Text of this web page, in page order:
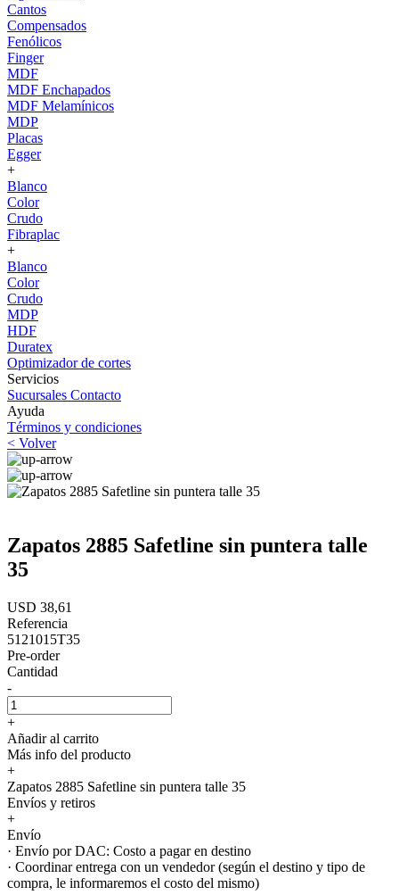
Cantos
Compensados
Fenólicos
Finger
MDF
MDF Enchapados
MDF Melamínicos
MDP
Placas
Egger
+
Blanco
Color
Crudo
Fibraplac
+
Blanco
Color
Crudo
MDP
HDF
Duratex
Optimizador de cortes
Servicios
Sucursales Contacto
Ayuda
Términos y condiciones
< Volver
Zapatos 2885 Safetline sin puntera talle
35
USD 38,61
Referencia
5121015T35
Pre-order
Cantidad
-
+
Añadir al carrito
Más info del producto
+
Zapatos 2885 Safetline sin puntera talle 35
Envíos y retiros
+
Envío
· Envío por DAC: Costo a pagar en destino
· Coordinar entrega con un vendedor (según el destino y tipo de
compra, le informaremos el costo del mismo)